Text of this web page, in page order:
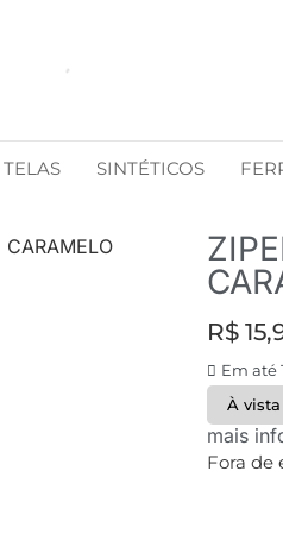
TELAS SINTÉTICOS
CARAMELO
R$
Em até
À vista
mais
Fora de